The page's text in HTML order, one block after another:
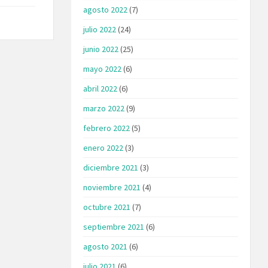
agosto 2022 (7)
julio 2022 (24)
junio 2022 (25)
mayo 2022 (6)
abril 2022 (6)
marzo 2022 (9)
febrero 2022 (5)
enero 2022 (3)
diciembre 2021 (3)
noviembre 2021 (4)
octubre 2021 (7)
septiembre 2021 (6)
agosto 2021 (6)